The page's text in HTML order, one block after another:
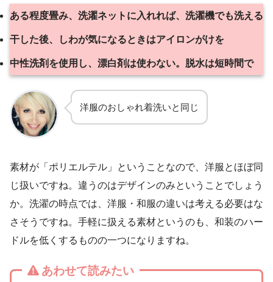
ある程度畳み、洗濯ネットに入れれば、洗濯機でも洗える
干した後、しわが気になるときはアイロンがけを
中性洗剤を使用し、漂白剤は使わない。脱水は短時間で
洋服のおしゃれ着洗いと同じ
素材が「ポリエルテル」ということなので、洋服とほぼ同
じ扱いですね。違うのはデザインのみということでしょう
か。洗濯の時点では、洋服・和服の違いは考える必要はな
さそうですね。手軽に扱える素材というのも、和装のハー
ドルを低くするものの一つになりますね。
あわせて読みたい